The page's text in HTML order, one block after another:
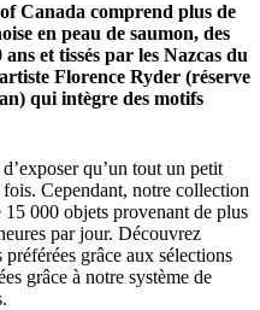
Canada comprend plus de
en peau de saumon, des
et tissés par les Nazcas du
Florence Ryder (réserve
qui intègre des motifs
qu’un tout un petit
Cependant, notre collection
000 objets provenant de plus
par jour. Découvrez
grâce aux sélections
grâce à notre système de